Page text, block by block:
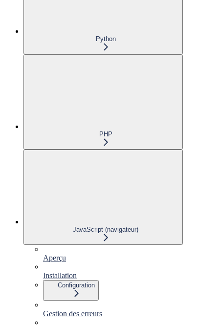
Python
PHP
JavaScript (navigateur)
Aperçu
Installation
Configuration
Gestion des erreurs